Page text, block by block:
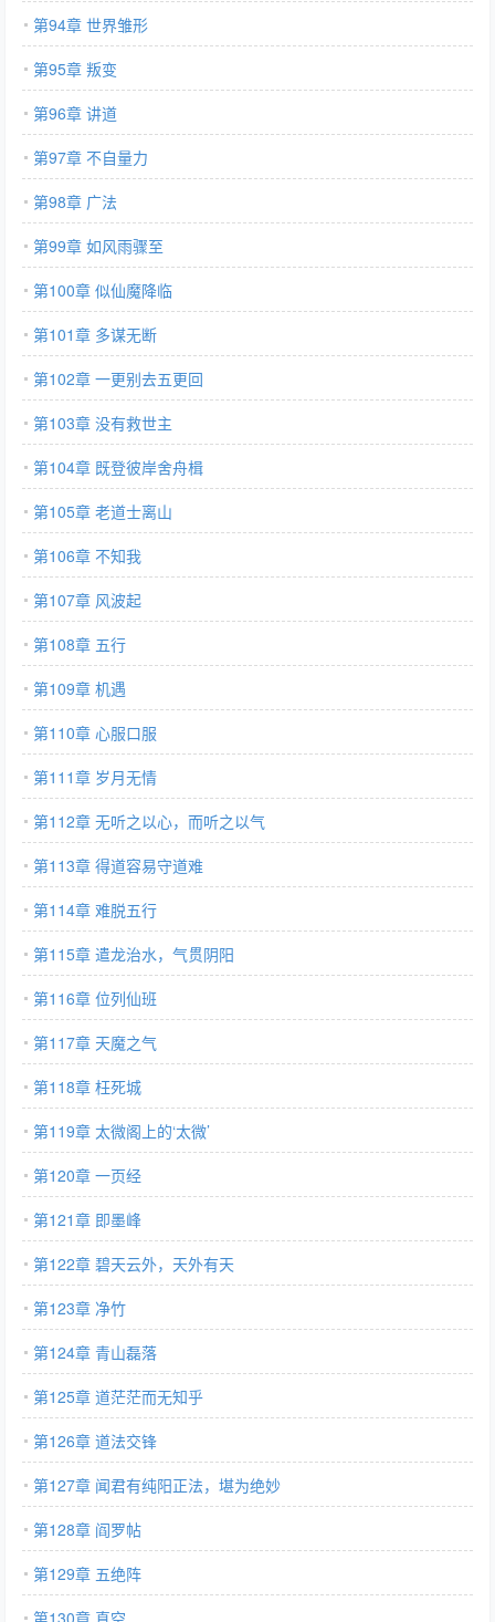
第94章 世界雏形
第95章 叛变
第96章 讲道
第97章 不自量力
第98章 广法
第99章 如风雨骤至
第100章 似仙魔降临
第101章 多谋无断
第102章 一更别去五更回
第103章 没有救世主
第104章 既登彼岸舍舟楫
第105章 老道士离山
第106章 不知我
第107章 风波起
第108章 五行
第109章 机遇
第110章 心服口服
第111章 岁月无情
第112章 无听之以心，而听之以气
第113章 得道容易守道难
第114章 难脱五行
第115章 遣龙治水，气贯阴阳
第116章 位列仙班
第117章 天魔之气
第118章 枉死城
第119章 太微阁上的‘太微’
第120章 一页经
第121章 即墨峰
第122章 碧天云外，天外有天
第123章 净竹
第124章 青山磊落
第125章 道茫茫而无知乎
第126章 道法交锋
第127章 闻君有纯阳正法，堪为绝妙
第128章 阎罗帖
第129章 五绝阵
第130章 真空